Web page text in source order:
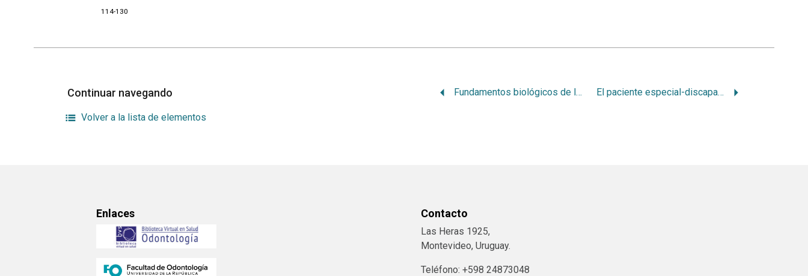
114-130
Continuar navegando Fundamentos biológicos de la odontopediatría restauradora El paciente especial-discapacitado
Volver a la lista de elementos
Enlaces Contacto
Las Heras 1925,
Montevideo, Uruguay.
Teléfono: +598 24873048